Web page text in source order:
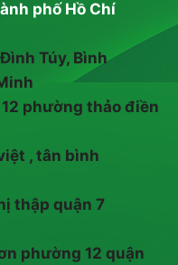
phố Hồ Chí
Túy, Bình
phường thảo điền
, tân bình
thập quận 7
phường 12 quận